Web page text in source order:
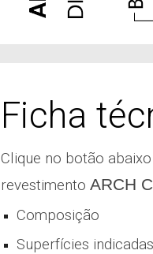
Ficha
Clique no botão
revestimento ARCH
Composição
Superfícies indicadas